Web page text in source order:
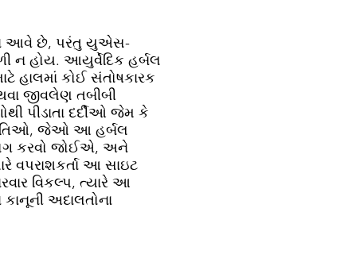
આવે છે, પરંતુ યુએસ-
ન હોય. આયુર્વેદિક હર્બલ
હાલમાં કોઈ સંતોષકારક
જીવલેણ તબીબી
પીડાતા દર્દીઓ જેમ કે
જેઓ આ હર્બલ
કરવો જોઈએ, અને
વપરાશકર્તા આ સાઇટ
વિકલ્પ, ત્યારે આ
અદાલતોના